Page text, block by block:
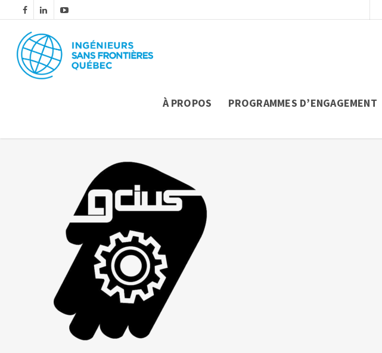
À PROPOS PROGRAMMES D’ENGAGEMENT